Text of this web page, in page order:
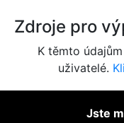
Zdroje pro
K těmto
uživatelé.
Jste